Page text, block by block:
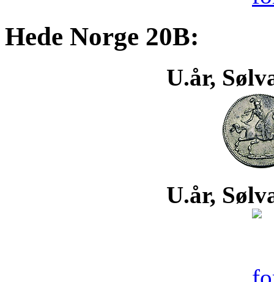
Hede Norge 20B:
U.år,
U.år,